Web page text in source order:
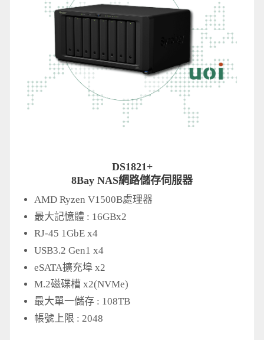
DS1821+
8Bay NAS網路儲存伺服器
AMD Ryzen V1500B處理器
最大記憶體 : 16GBx2
RJ-45 1GbE x4
USB3.2 Gen1 x4
eSATA擴充埠 x2
M.2磁碟槽 x2(NVMe)
最大單一儲存 : 108TB
帳號上限 : 2048